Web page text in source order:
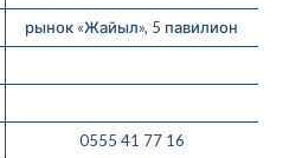
рынок «Жайыл», 5 павилион
0555 41 77 16